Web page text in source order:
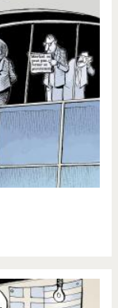
de foot